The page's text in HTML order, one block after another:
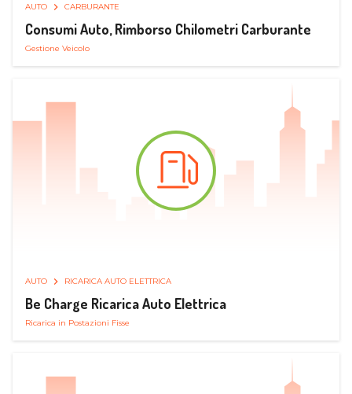
AUTO CARBURANTE
Consumi Auto, Rimborso Chilometri Carburante
Gestione Veicolo
AUTO RICARICA AUTO ELETTRICA
Be Charge Ricarica Auto Elettrica
Ricarica in Postazioni Fisse